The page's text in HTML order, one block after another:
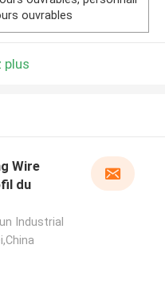
ouvrables
plus
Wire
du
Industrial